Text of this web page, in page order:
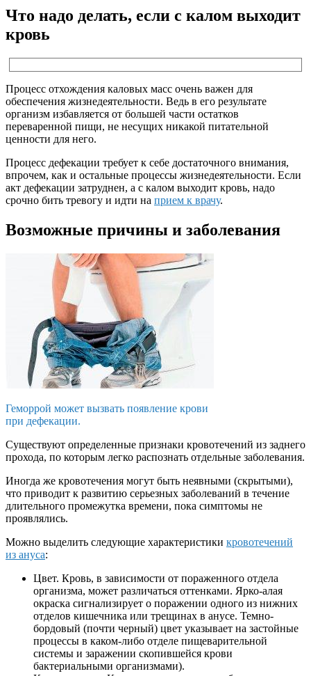
Что надо делать, если с калом выходит
кровь
Процесс отхождения каловых масс очень важен для
обеспечения жизнедеятельности. Ведь в его результате
организм избавляется от большей части остатков
переваренной пищи, не несущих никакой питательной
ценности для него.
Процесс дефекации требует к себе достаточного внимания,
впрочем, как и остальные процессы жизнедеятельности. Если
акт дефекации затруднен, а с калом выходит кровь, надо
срочно бить тревогу и идти на прием к врачу.
Возможные причины и заболевания
Геморрой может вызвать появление крови
при дефекации.
Существуют определенные признаки кровотечений из заднего
прохода, по которым легко распознать отдельные заболевания.
Иногда же кровотечения могут быть неявными (скрытыми),
что приводит к развитию серьезных заболеваний в течение
длительного промежутка времени, пока симптомы не
проявлялись.
Можно выделить следующие характеристики кровотечений
из ануса:
Цвет. Кровь, в зависимости от пораженного отдела
организма, может различаться оттенками. Ярко-алая
окраска сигнализирует о поражении одного из нижних
отделов кишечника или трещинах в анусе. Темно-
бордовый (почти черный) цвет указывает на застойные
процессы в каком-либо отделе пищеварительной
системы и заражении скопившейся крови
бактериальными организмами).